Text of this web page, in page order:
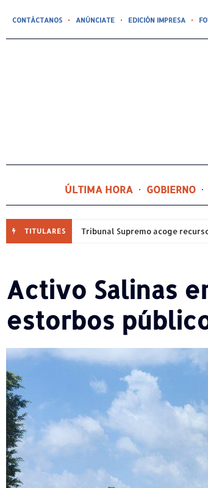
CONTÁCTANOS ANÚNCIATE EDICIÓN IMPRESA
ÚLTIMA HORA GOBIERNO
TITULARES
Activo Salinas
estorbos